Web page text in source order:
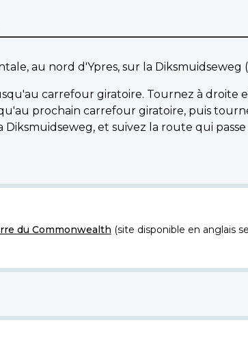
au nord d'Ypres, sur la Diksmuidseweg
carrefour giratoire. Tournez à droite
prochain carrefour giratoire, puis
et suivez la route qui
du Commonwealth (site disponible en anglais